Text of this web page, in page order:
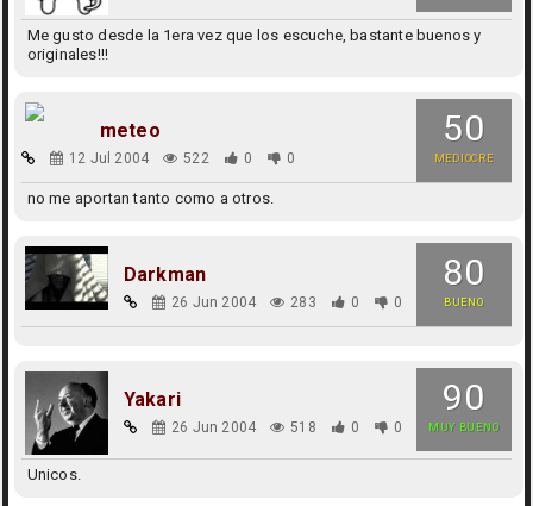
Me gusto desde la 1era vez que los escuche, bastante buenos y
originales!!!
50
MEDIOCRE
meteo
12 Jul 2004 522 0 0
no me aportan tanto como a otros.
80
BUENO
Darkman
26 Jun 2004 283 0 0
90
MUY BUENO
Yakari
26 Jun 2004 518 0 0
Unicos.